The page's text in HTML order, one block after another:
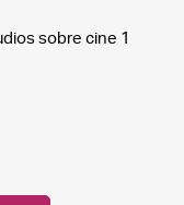
sobre cine 1